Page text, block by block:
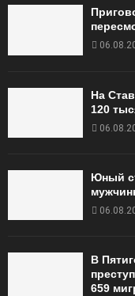
На
120
Юный
В
659